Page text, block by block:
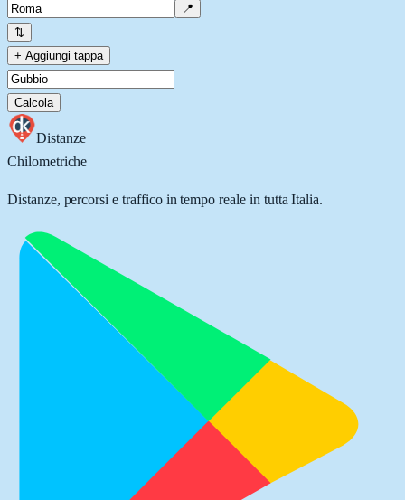
📍
⇅
+ Aggiungi tappa
Calcola
Distanze
Chilometriche
Distanze, percorsi e traffico in tempo reale in tutta Italia.